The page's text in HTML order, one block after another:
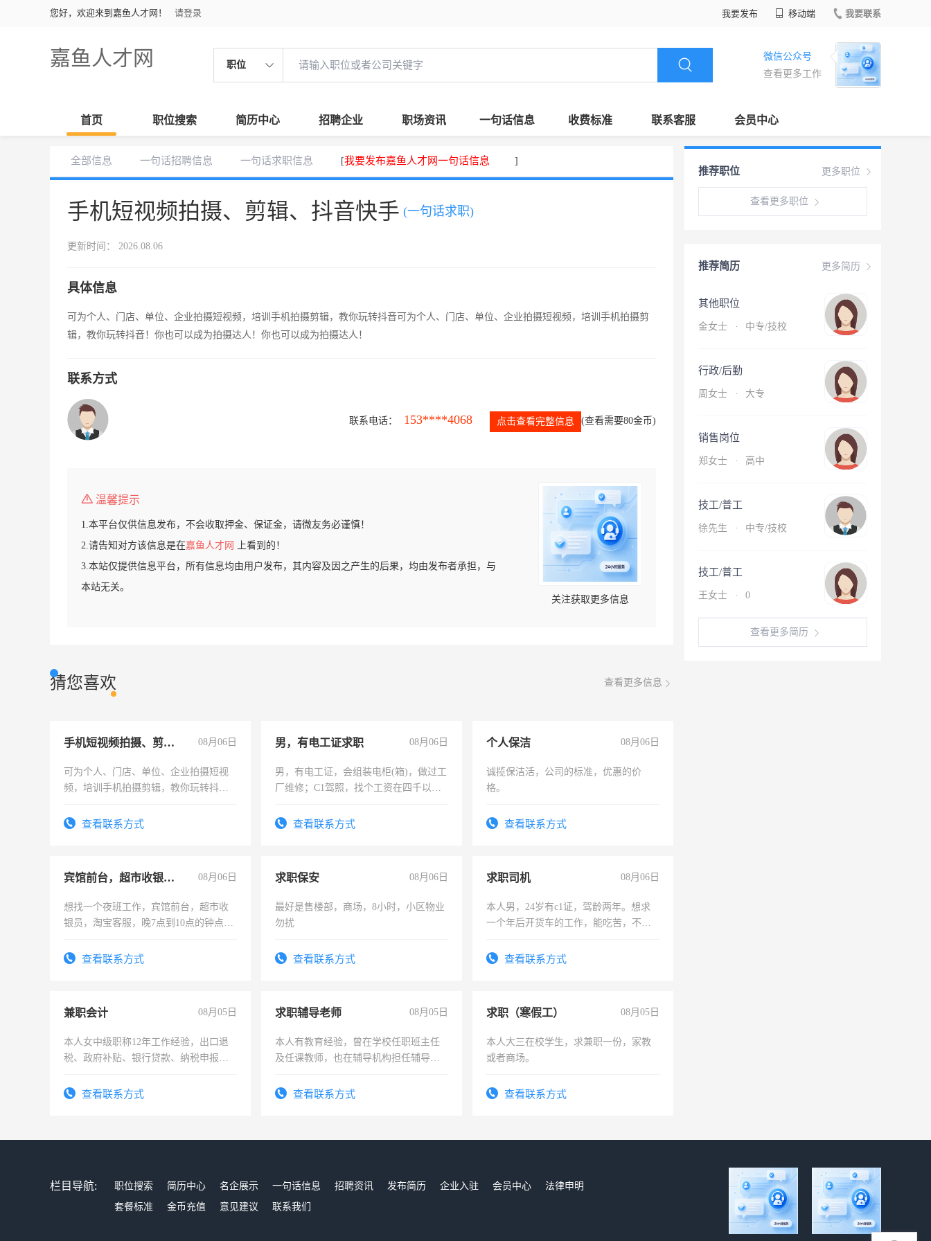
您好，欢迎来到嘉鱼人才网！ 请登录 我要发布 移动端 我要联系
嘉鱼人才网 职位
微信公众号
查看更多工作
首页 职位搜索 简历中心 招聘企业 职场资讯 一句话信息 收费标准 联系客服 会员中心
全部信息 一句话招聘信息 一句话求职信息 [我要发布嘉鱼人才网一句话信息 ]
手机短视频拍摄、剪辑、抖音快手 (一句话求职)
更新时间： 2026.08.06
具体信息
可为个人、门店、单位、企业拍摄短视频，培训手机拍摄剪辑，教你玩转抖音可为个人、门店、单位、企业拍摄短视频，培训手机拍摄剪
辑，教你玩转抖音！你也可以成为拍摄达人！你也可以成为拍摄达人！
联系方式
联系电话： 153****4068 点击查看完整信息 (查看需要80金币)
温馨提示
1.本平台仅供信息发布，不会收取押金、保证金，请微友务必谨慎！
2.请告知对方该信息是在嘉鱼人才网
上看到的！
3.本站仅提供信息平台，所有信息均由用户发布，其内容及因之产生的后果，均由发布者承担，与
本站无关。
关注获取更多信息
猜您喜欢 查看更多信息
手机短视频拍摄、剪辑、抖音快手 08月06日
可为个人、门店、单位、企业拍摄短视
频，培训手机拍摄剪辑，教你玩转抖音
频，培训手机拍摄剪辑，教你玩转抖
查看联系方式
男，有电工证求职 08月06日
男，有电工证，会组装电柜(箱)，做过工
厂维修；C1驾照，找个工资在四千以
电话查看联系方式
个人保洁 08月06日
诚揽保洁活，公司的标准，优惠的价
格。
查看联系方式
宾馆前台，超市收银员，淘宝客服 08月06日
想找一个夜班工作，宾馆前台，超市收
银员，淘宝客服，晚7点到10点的钟点
号同微信查看联系方式
求职保安 08月06日
最好是售楼部，商场，8小时，小区物业
勿扰
查看联系方式
求职司机 08月06日
本人男，24岁有c1证，驾龄两年。想求
一个年后开货车的工作，能吃苦，不怕
查看联系方式
兼职会计 08月05日
本人女中级职称12年工作经验，出口退
税、政府补贴、银行贷款、纳税申报、
务，财务咨询等业务。欲求兼职会计工
查看联系方式
求职辅导老师 08月05日
本人有教育经验，曾在学校任职班主任
及任课教师，也在辅导机构担任辅导教
查看联系方式
求职（寒假工） 08月05日
本人大三在校学生，求兼职一份，家教
或者商场。
查看联系方式
更多职位
推荐职位
查看更多职位
更多简历
推荐简历
其他职位
金女士 · 中专/技校
行政/后勤
周女士 · 大专
销售岗位
郑女士 · 高中
技工/普工
徐先生 · 中专/技校
技工/普工
王女士 · 0
查看更多简历
栏目导航: 职位搜索 简历中心 名企展示 一句话信息 招聘资讯 发布简历 企业入驻 会员中心
法律申明
套餐标准
金币充值 意见建议 联系我们